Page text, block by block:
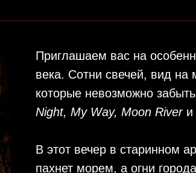
Приглашаем вас на
века. Сотни свечей, вид
которые невозможно
Night, My Way, Moon Riverи
В этот вечер в старинном
пахнет морем, а огни